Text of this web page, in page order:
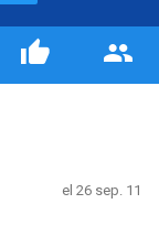
el 26 sep. 11